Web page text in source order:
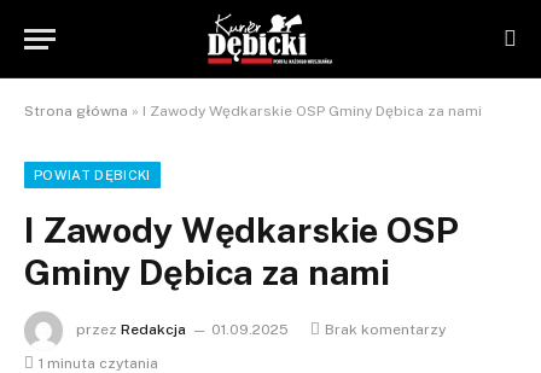
Strona główna » I Zawody Wędkarskie OSP Gminy Dębica za nami
POWIAT DĘBICKI
I Zawody Wędkarskie OSP
Gminy Dębica za nami
przez Redakcja 01.09.2025
Brak komentarzy
1 minuta czytania